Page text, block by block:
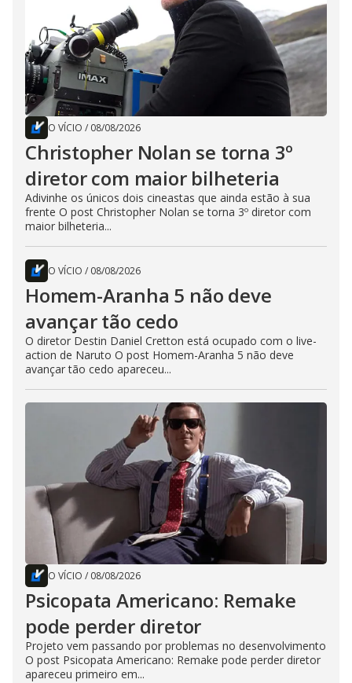
O VÍCIO / 08/08/2026
Christopher Nolan se torna 3º
diretor com maior bilheteria
Adivinhe os únicos dois cineastas que ainda estão à sua
frente O post Christopher Nolan se torna 3º diretor com
maior bilheteria...
O VÍCIO / 08/08/2026
Homem-Aranha 5 não deve
avançar tão cedo
O diretor Destin Daniel Cretton está ocupado com o live-
action de Naruto O post Homem-Aranha 5 não deve
avançar tão cedo apareceu...
O VÍCIO / 08/08/2026
Psicopata Americano: Remake
pode perder diretor
Projeto vem passando por problemas no desenvolvimento
O post Psicopata Americano: Remake pode perder diretor
apareceu primeiro em...